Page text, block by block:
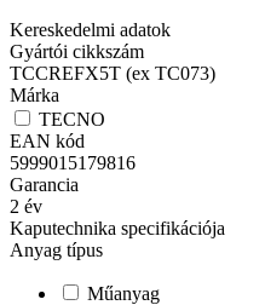
Kereskedelmi adatok
Gyártói cikkszám
TCCREFX5T (ex TC073)
Márka
TECNO
EAN kód
5999015179816
Garancia
2 év
Kaputechnika specifikációja
Anyag típus
Műanyag